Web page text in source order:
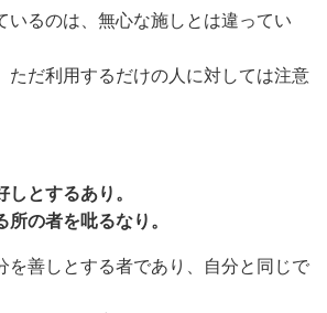
いるのは、無心な施しとは違ってい
ただ利用するだけの人に対しては注意
とするあり。
の者を吡るなり。
を善しとする者であり、自分と同じで